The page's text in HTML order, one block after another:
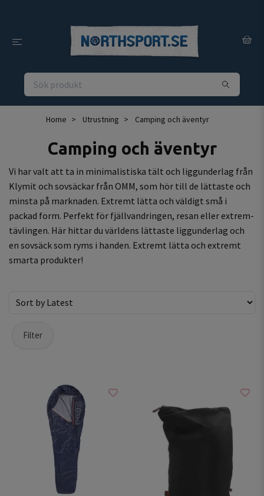
Home Utrustning Camping och äventyr
Camping och äventyr
Vi har valt att ta in minimalistiska tält och liggunderlag från
Klymit och sovsäckar från OMM, som hör till de lättaste och
minsta på marknaden. Extremt lätta och väldigt små i
packad form. Perfekt för fjällvandringen, resan eller extrem-
tävlingen. Här hittar du världens lättaste liggunderlag och
en sovsäck som ryms i handen. Extremt lätta och extremt
smarta produkter!
Filter